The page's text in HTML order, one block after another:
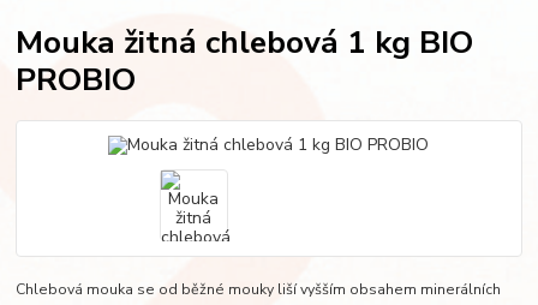
Mouka žitná chlebová 1 kg BIO
PROBIO
Chlebová mouka se od běžné mouky liší vyšším obsahem minerálních